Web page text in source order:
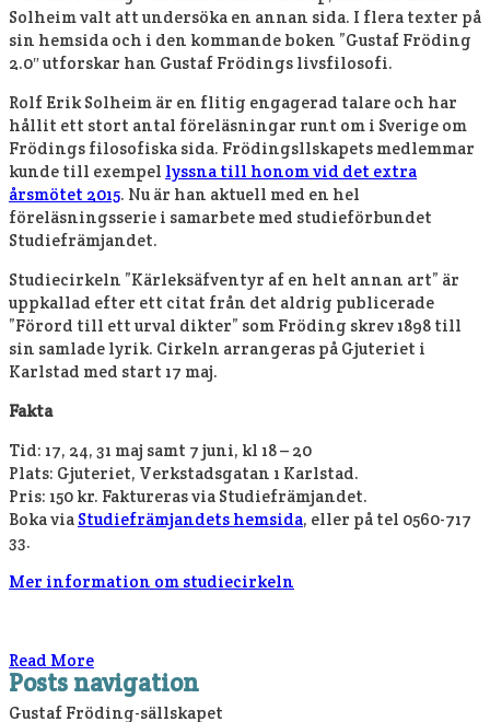
Solheim valt att undersöka en annan sida. I flera texter på
sin hemsida och i den kommande boken ”Gustaf Fröding
2.0″ utforskar han Gustaf Frödings livsfilosofi.
Rolf Erik Solheim är en flitig engagerad talare och har
hållit ett stort antal föreläsningar runt om i Sverige om
Frödings filosofiska sida. Frödingsllskapets medlemmar
kunde till exempel lyssna till honom vid det extra
årsmötet 2015. Nu är han aktuell med en hel
föreläsningsserie i samarbete med studieförbundet
Studiefrämjandet.
Studiecirkeln ”Kärleksäfventyr af en helt annan art” är
uppkallad efter ett citat från det aldrig publicerade
”Förord till ett urval dikter” som Fröding skrev 1898 till
sin samlade lyrik. Cirkeln arrangeras på Gjuteriet i
Karlstad med start 17 maj.
Fakta
Tid: 17, 24, 31 maj samt 7 juni, kl 18 – 20
Plats: Gjuteriet, Verkstadsgatan 1 Karlstad.
Pris: 150 kr. Faktureras via Studiefrämjandet.
Boka via Studiefrämjandets hemsida, eller på tel 0560-717
33.
Mer information om studiecirkeln
Read More
Posts navigation
Gustaf Fröding-sällskapet